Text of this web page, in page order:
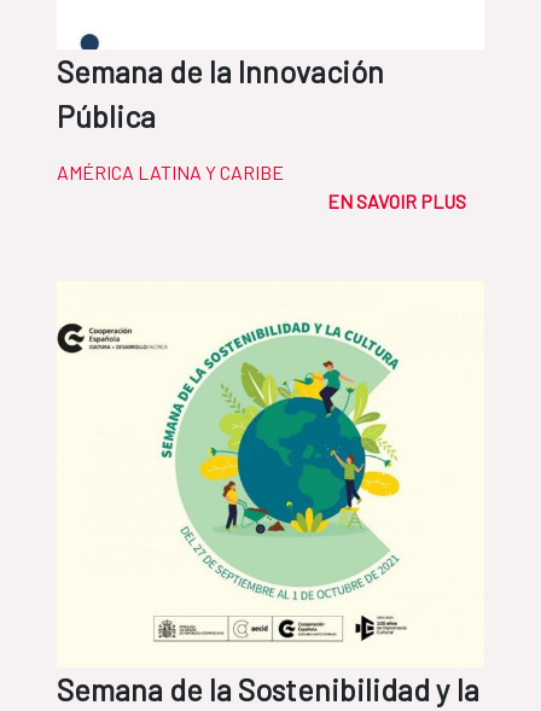
Semana de la Innovación
Pública
AMÉRICA LATINA Y CARIBE
EN SAVOIR PLUS
Semana de la Sostenibilidad y la